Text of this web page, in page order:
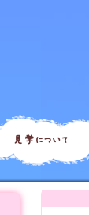
見学について